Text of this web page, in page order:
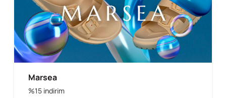
Marsea
%15 indirim